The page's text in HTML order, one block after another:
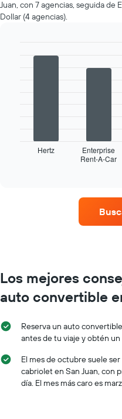
renta
por
gráfico
meses
precio
promedio
de
auto
de
por
día.
Juan, con 7 agencias, seguida
Dollar (4 agencias).
gráfico
muestra
gráfico
muestra
que
las
empresas
de
Hertz
Enterprise
Rent-A-Car
Los mejores
auto convertible
Reserva un auto
antes de tu viaje y obtén
El mes de octubre suele
cabriolet en San Juan, con
día. El mes más caro es